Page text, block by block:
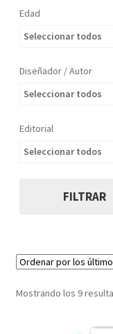
Mostrando los 9
Edad
Seleccionar todos
Diseñador / Autor
Seleccionar todos
Editorial
Seleccionar todos
FILTRAR